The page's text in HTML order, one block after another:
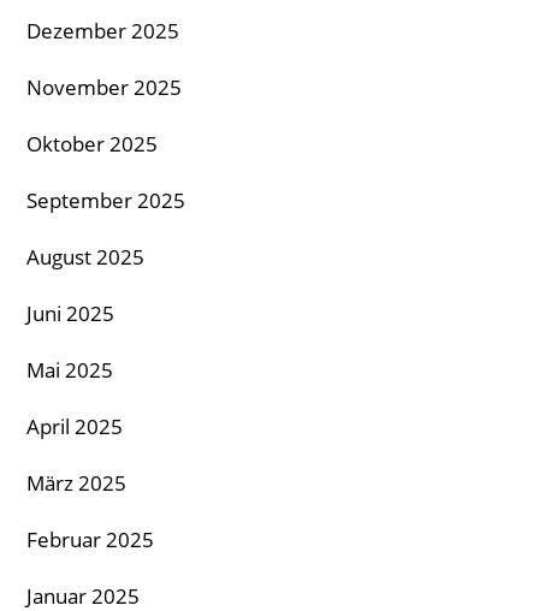
Dezember 2025
November 2025
Oktober 2025
September 2025
August 2025
Juni 2025
Mai 2025
April 2025
März 2025
Februar 2025
Januar 2025